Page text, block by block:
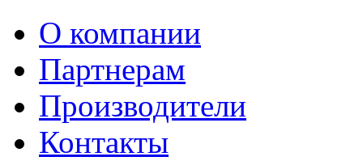
О компании
Партнерам
Производители
Контакты